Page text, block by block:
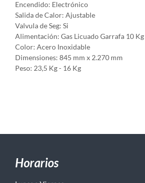
Encendido: Electrónico
Salida de Calor: Ajustable
Valvula de Seg: Si
Alimentación: Gas Licuado Garrafa 10 Kg
Color: Acero Inoxidable
Dimensiones: 845 mm x 2.270 mm
Peso: 23,5 Kg - 16 Kg
Horarios